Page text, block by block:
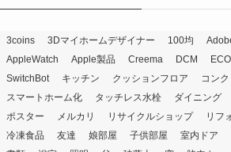
3coins 3Dマイホームデザイナー 100均
AppleWatch
Apple製品 Creema DCM
SwitchBot
キッチン クッションフロア コンク
スマートホーム化
タッチレス水栓 ダイニング
ポスター
メルカリ リサイクルショップ リフ
冷凍食品
友達 娘部屋 子供部屋 室内ドア